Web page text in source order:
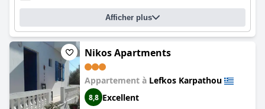
Afficher plus
Nikos Apartments
Appartement à Lefkos Karpathou
8,8 Excellent